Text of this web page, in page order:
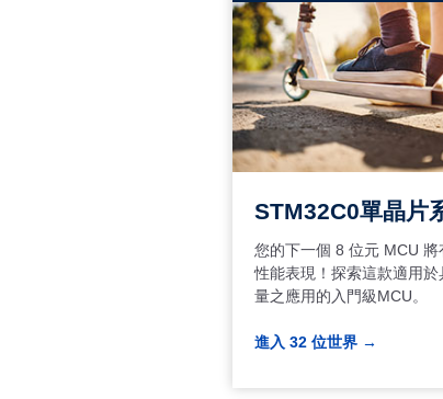
STM32C0單晶片
您的下一個 8 位元 MCU 將
性能表現！探索這款適用於
量之應用的入門級MCU。
進入 32 位世界 →